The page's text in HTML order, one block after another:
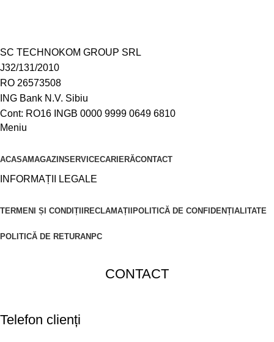
SC TECHNOKOM GROUP SRL
J32/131/2010
RO 26573508
ING Bank N.V. Sibiu
Cont: RO16 INGB 0000 9999 0649 6810
Meniu
ACASAMAGAZINSERVICECARIERĂCONTACT
INFORMAȚII LEGALE
TERMENI ȘI CONDIȚII RECLAMAȚII POLITICĂ DE CONFIDENȚIALITATE
POLITICĂ DE RETURANPC
CONTACT
Telefon clienți